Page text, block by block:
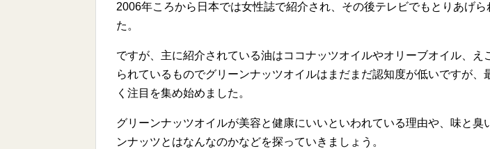
2006年ころから日本では女性誌で紹介され、その後テレビでもとりあげら
た。
ですが、主に紹介されている油はココナッツオイルやオリーブオイル、え
られているものでグリーンナッツオイルはまだまだ認知度が低いですが、
く注目を集め始めました。
グリーンナッツオイルが美容と健康にいいといわれている理由や、味と臭
ンナッツとはなんなのかなどを探っていきましょう。